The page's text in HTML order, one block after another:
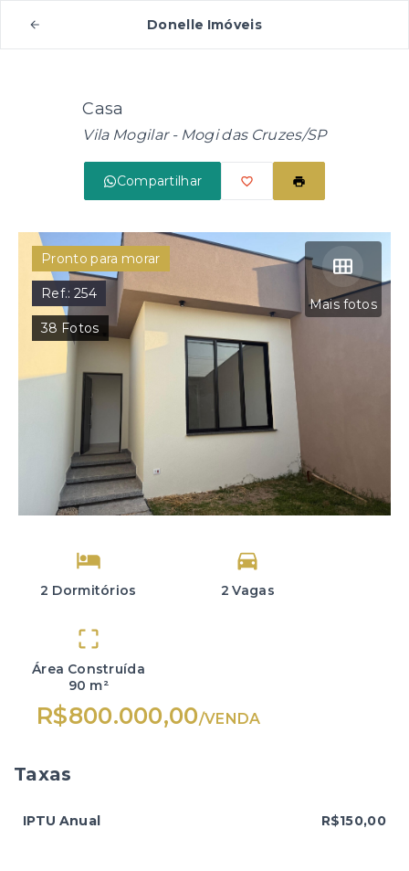
Donelle Imóveis
Casa
Vila Mogilar - Mogi das Cruzes/SP
Compartilhar
Mais fotos
Pronto para morar
Ref.:254
38 Fotos
2 Dormitórios 2 Vagas
Área Construída
90 m²
R$800.000,00/VENDA
Taxas
IPTU Anual R$150,00